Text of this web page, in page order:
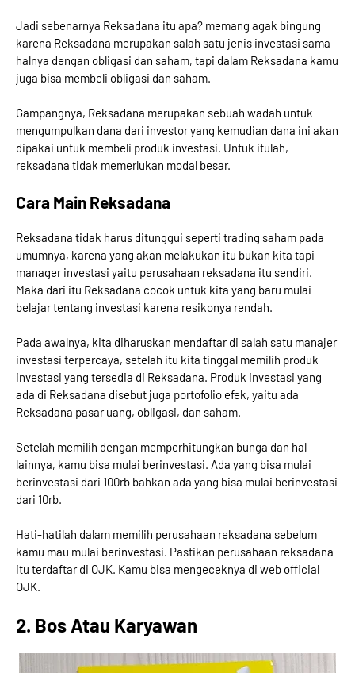
Jadi sebenarnya Reksadana itu apa? memang agak bingung
karena Reksadana merupakan salah satu jenis investasi sama
halnya dengan obligasi dan saham, tapi dalam Reksadana kamu
juga bisa membeli obligasi dan saham.
Gampangnya, Reksadana merupakan sebuah wadah untuk
mengumpulkan dana dari investor yang kemudian dana ini akan
dipakai untuk membeli produk investasi. Untuk itulah,
reksadana tidak memerlukan modal besar.
Cara Main Reksadana
Reksadana tidak harus ditunggui seperti trading saham pada
umumnya, karena yang akan melakukan itu bukan kita tapi
manager investasi yaitu perusahaan reksadana itu sendiri.
Maka dari itu Reksadana cocok untuk kita yang baru mulai
belajar tentang investasi karena resikonya rendah.
Pada awalnya, kita diharuskan mendaftar di salah satu manajer
investasi terpercaya, setelah itu kita tinggal memilih produk
investasi yang tersedia di Reksadana. Produk investasi yang
ada di Reksadana disebut juga portofolio efek, yaitu ada
Reksadana pasar uang, obligasi, dan saham.
Setelah memilih dengan memperhitungkan bunga dan hal
lainnya, kamu bisa mulai berinvestasi. Ada yang bisa mulai
berinvestasi dari 100rb bahkan ada yang bisa mulai berinvestasi
dari 10rb.
Hati-hatilah dalam memilih perusahaan reksadana sebelum
kamu mau mulai berinvestasi. Pastikan perusahaan reksadana
itu terdaftar di OJK. Kamu bisa mengeceknya di web official
OJK.
2. Bos Atau Karyawan